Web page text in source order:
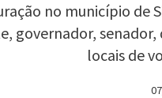
no município de
governador,
locais de